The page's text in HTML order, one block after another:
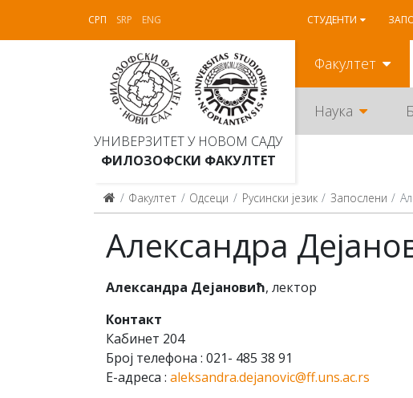
СРП SRP ENG СТУДЕНТИ
УНИВЕРЗИТЕТ У НОВОМ САДУ
ФИЛОЗОФСКИ ФАКУЛТЕТ
Факултет
Наука
Факултет Одсеци Русински језик Запослени
Александра
Aлександра Дејановић, лектор
Кoнтaкт
Кaбинeт 204
Брoj тeлeфoнa : 021- 485 38 91
Е-aдрeсa : aleksandra.dejanovic@ff.uns.ac.rs